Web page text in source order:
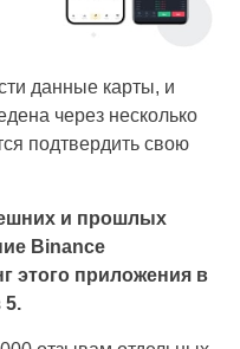
данные карты, и
через несколько
подтвердить свою
и прошлых
Binance
этого приложения в
5.